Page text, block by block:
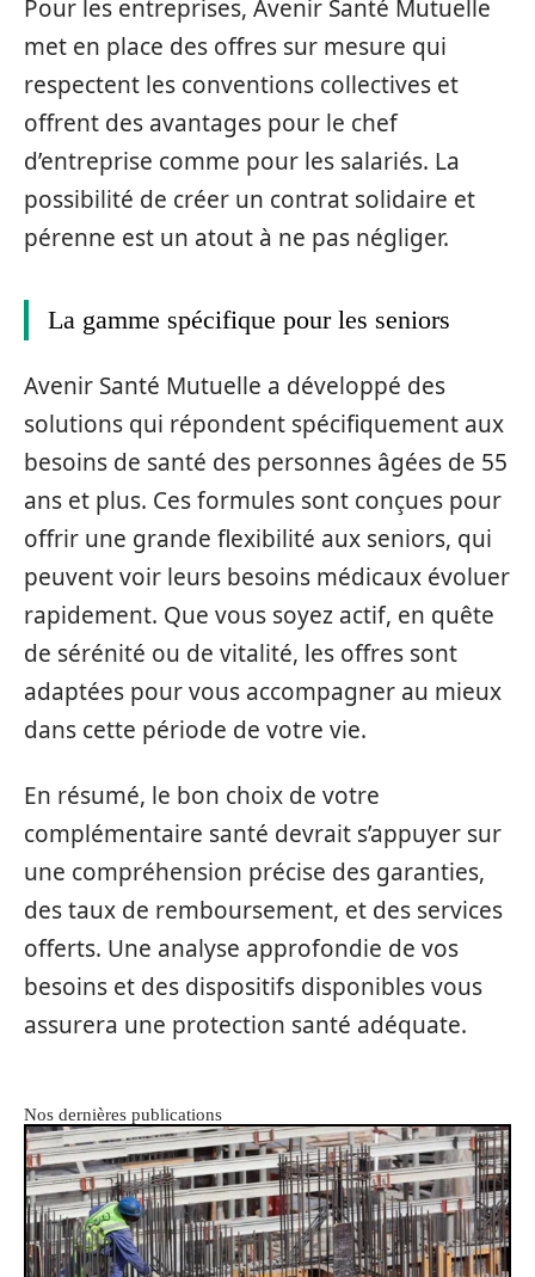
Pour les entreprises, Avenir Santé Mutuelle
met en place des offres sur mesure qui
respectent les conventions collectives et
offrent des avantages pour le chef
d’entreprise comme pour les salariés. La
possibilité de créer un contrat solidaire et
pérenne est un atout à ne pas négliger.
La gamme spécifique pour les seniors
Avenir Santé Mutuelle a développé des
solutions qui répondent spécifiquement aux
besoins de santé des personnes âgées de 55
ans et plus. Ces formules sont conçues pour
offrir une grande flexibilité aux seniors, qui
peuvent voir leurs besoins médicaux évoluer
rapidement. Que vous soyez actif, en quête
de sérénité ou de vitalité, les offres sont
adaptées pour vous accompagner au mieux
dans cette période de votre vie.
En résumé, le bon choix de votre
complémentaire santé devrait s’appuyer sur
une compréhension précise des garanties,
des taux de remboursement, et des services
offerts. Une analyse approfondie de vos
besoins et des dispositifs disponibles vous
assurera une protection santé adéquate.
Nos dernières publications